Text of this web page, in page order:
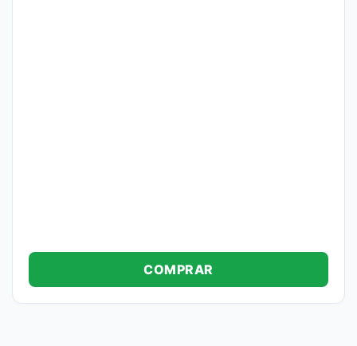
COMPRAR